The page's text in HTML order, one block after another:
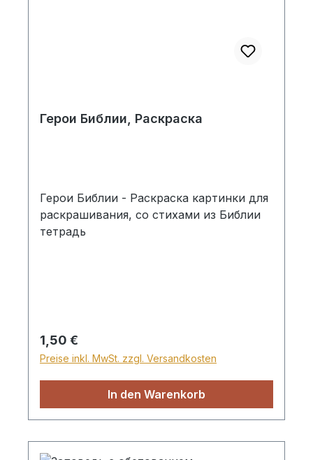
Герои Библии, Раскраскa
Герои Библии - Раскраскa картинки для
раскрашивания, со стихами из Библии
тетрадь
Regulärer Preis:
1,50 €
Preise inkl. MwSt. zzgl. Versandkosten
In den Warenkorb